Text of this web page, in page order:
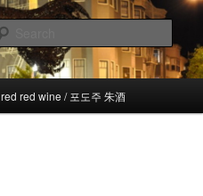
red red wine / 포도주 朱酒